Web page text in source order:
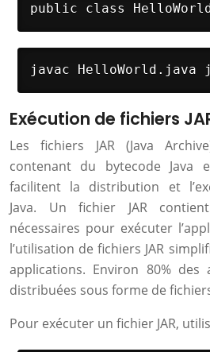
public class
javac HelloWorld.java
Exécution de fichiers
Les fichiers JAR (Java
contenant du bytecode Java
facilitent la distribution et
Java. Un fichier JAR
nécessaires pour exécuter
l’utilisation de fichiers JAR
applications. Environ 80% des
distribuées sous forme de fichiers
Pour exécuter un fichier JAR,